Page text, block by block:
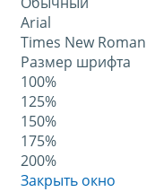
Arial
Times New Roman
Размер шрифта
100%
125%
150%
175%
200%
Закрыть окно